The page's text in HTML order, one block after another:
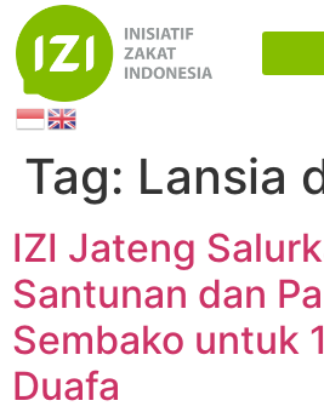
Tag: Lansia
IZI Jateng
Santunan dan
Sembako untuk
Duafa